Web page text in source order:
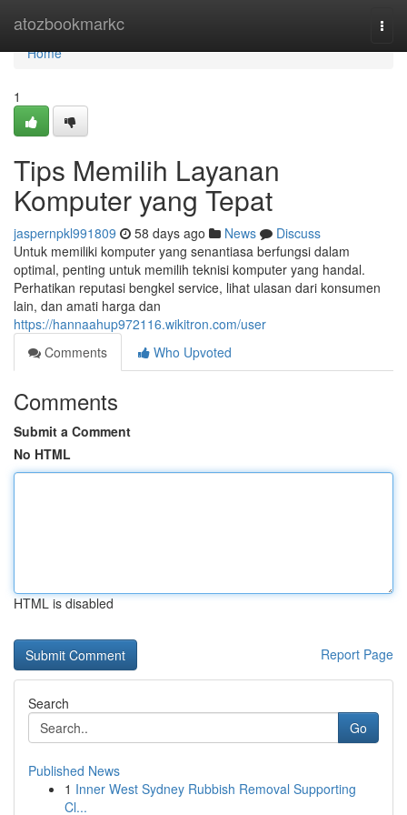
atozbookmarkc
Home
Home
1
Tips Memilih Layanan
Komputer yang Tepat
jaspernpkl991809 58 days ago News
Discuss
Untuk memiliki komputer yang senantiasa berfungsi dalam
optimal, penting untuk memilih teknisi komputer yang handal.
Perhatikan reputasi bengkel service, lihat ulasan dari konsumen
lain, dan amati harga dan
https://hannaahup972116.wikitron.com/user
Comments
Who Upvoted
Comments
Submit a Comment
No HTML
HTML is disabled
Report Page
Search
Go
Published News
1 Inner West Sydney Rubbish Removal Supporting
Cl...